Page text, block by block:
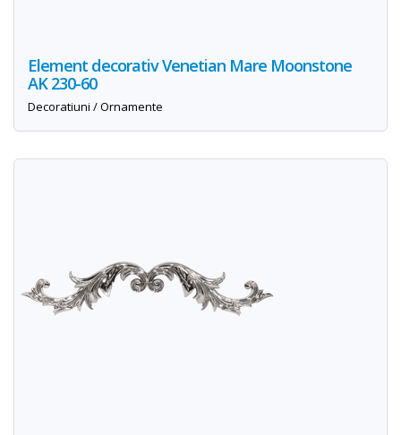
Element decorativ Venetian Mare Moonstone
AK 230-60
Decoratiuni / Ornamente